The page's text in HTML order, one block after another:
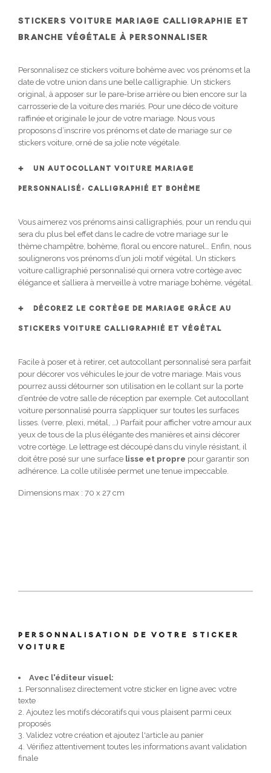
STICKERS VOITURE MARIAGE CALLIGRAPHIE ET
BRANCHE VÉGÉTALE À PERSONNALISER
Personnalisez ce stickers voiture bohème avec vos prénoms et la
date de votre union dans une belle calligraphie. Un stickers
original, à apposer sur le pare-brise arrière ou bien encore sur la
carrosserie de la voiture des mariés. Pour une déco de voiture
raffinée et originale le jour de votre mariage. Nous vous
proposons d’inscrire vos prénoms et date de mariage sur ce
stickers voiture, orné de sa jolie note végétale.
UN AUTOCOLLANT VOITURE MARIAGE
PERSONNALISÉ, CALLIGRAPHIÉ ET BOHÈME
Vous aimerez vos prénoms ainsi calligraphiés, pour un rendu qui
sera du plus bel effet dans le cadre de votre mariage sur le
thème champêtre, bohème, floral ou encore naturel… Enfin, nous
soulignerons vos prénoms d’un joli motif végétal. Un stickers
voiture calligraphié personnalisé qui ornera votre cortège avec
élégance et s’alliera à merveille à votre mariage bohème, végétal.
DÉCOREZ LE CORTÈGE DE MARIAGE GRÂCE AU
STICKERS VOITURE CALLIGRAPHIÉ ET VÉGÉTAL
Facile à poser et à retirer, cet autocollant personnalisé sera parfait
pour décorer vos véhicules le jour de votre mariage. Mais vous
pourrez aussi détourner son utilisation en le collant sur la porte
d’entrée de votre salle de réception par exemple. Cet autocollant
voiture personnalisé pourra s’appliquer sur toutes les surfaces
lisses. (verre, plexi, métal, …) Parfait pour afficher votre amour aux
yeux de tous de la plus élégante des manières et ainsi décorer
votre cortège. Le lettrage est découpé dans du vinyle résistant, il
doit être posé sur une surface lisse et propre pour garantir son
adhérence. La colle utilisée permet une tenue impeccable.
Dimensions max : 70 x 27 cm
PERSONNALISATION DE VOTRE STICKER
VOITURE
Avec l'éditeur visuel:
1. Personnalisez directement votre sticker en ligne avec votre
texte
2. Ajoutez les motifs décoratifs qui vous plaisent parmi ceux
proposés
3. Validez votre création et ajoutez l'article au panier
4. Vérifiez attentivement toutes les informations avant validation
finale